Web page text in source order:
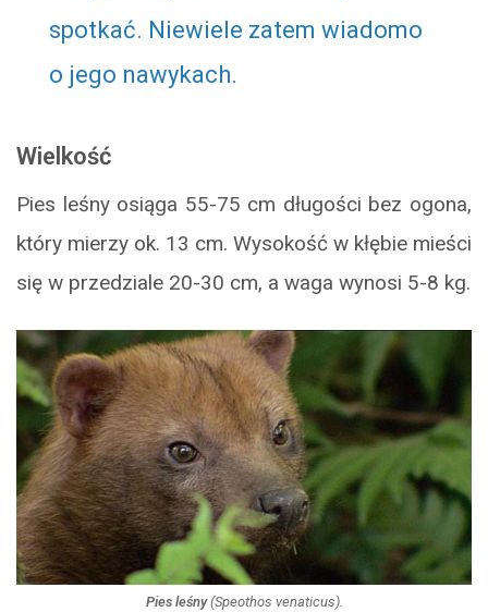
spotkać. Niewiele zatem wiadomo
o jego nawykach.
Wielkość
Pies leśny osiąga 55-75 cm długości bez ogona,
który mierzy ok. 13 cm. Wysokość w kłębie mieści
się w przedziale 20-30 cm, a waga wynosi 5-8 kg.
Pies leśny(Speothos venaticus).